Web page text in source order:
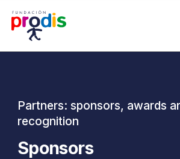
Partners: sponsors, awards
recognition
Sponsors